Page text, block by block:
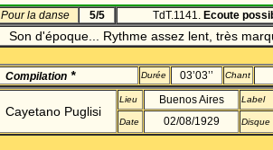
Pour la danse 5/5 TdT.1141. Ecoute
Son d'époque... Rythme assez lent, très
Compilation* Durée 03’03’’ Chant
Cayetano Puglisi
Lieu Buenos Aires Label
Date 02/08/1929 Disque